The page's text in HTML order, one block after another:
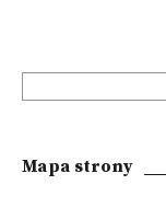
Mapa strony